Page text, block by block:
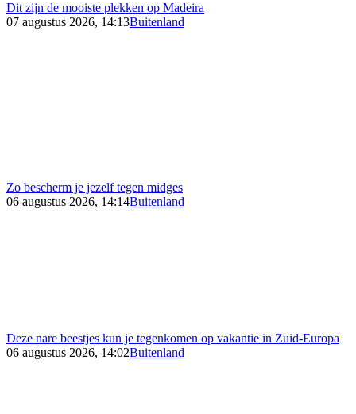
Dit zijn de mooiste plekken op Madeira
07 augustus 2026, 14:13Buitenland
Zo bescherm je jezelf tegen midges
06 augustus 2026, 14:14Buitenland
Deze nare beestjes kun je tegenkomen op vakantie in Zuid-Europa
06 augustus 2026, 14:02Buitenland